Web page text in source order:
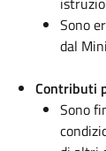
Sono
dal
Contributi
Sono